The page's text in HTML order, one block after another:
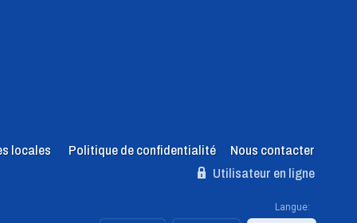
locales Politique de confidentialité
Nous contacter
Utilisateur en ligne
Langue: